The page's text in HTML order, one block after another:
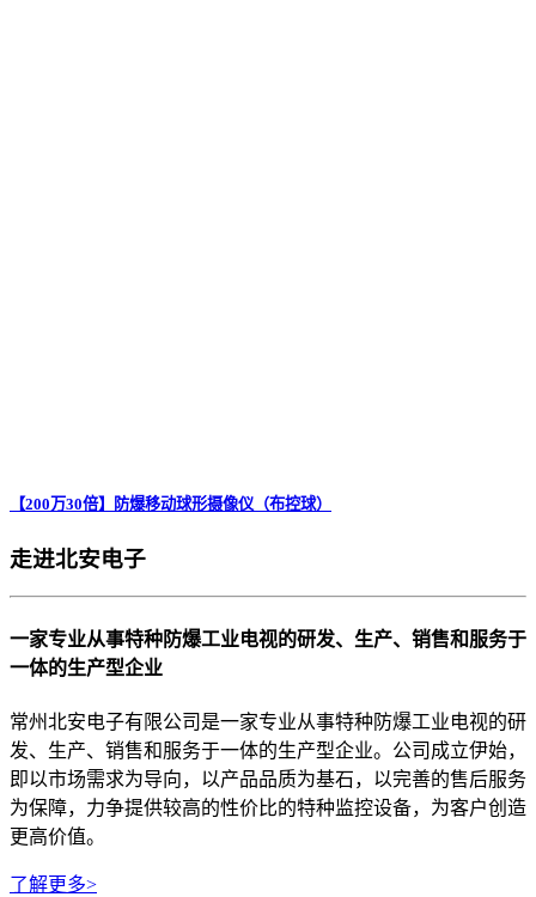
【200万30倍】防爆移动球形摄像仪（布控球）
走进北安电子
一家专业从事特种防爆工业电视的研发、生产、销售和服务于
一体的生产型企业
常州北安电子有限公司是一家专业从事特种防爆工业电视的研
发、生产、销售和服务于一体的生产型企业。公司成立伊始，
即以市场需求为导向，以产品品质为基石，以完善的售后服务
为保障，力争提供较高的性价比的特种监控设备，为客户创造
更高价值。
了解更多>